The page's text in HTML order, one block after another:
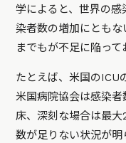
学によると、世界の
染者数の増加にともな
までもが不足に陥って
たとえば、米国のICU
米国病院協会は感染
床、深刻な場合は最
数が足りない状況が